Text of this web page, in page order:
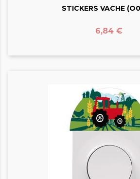
STICKERS VACHE
Prix
6,84 €